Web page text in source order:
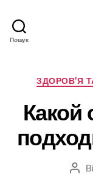
Пошук
ЗДОРОВ'Я
Какой